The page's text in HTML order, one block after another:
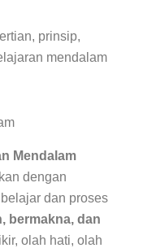
prinsip,
mendalam
Mendalam
dengan
dan proses
bermakna, dan
olah hati, olah